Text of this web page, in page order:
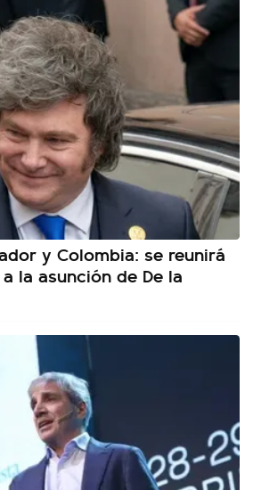
y Colombia: se reunirá
la asunción de De la